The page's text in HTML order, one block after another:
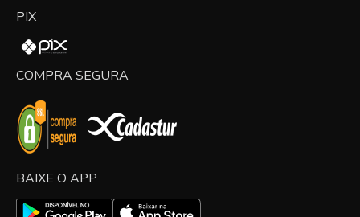
PIX
COMPRA SEGURA
BAIXE O APP